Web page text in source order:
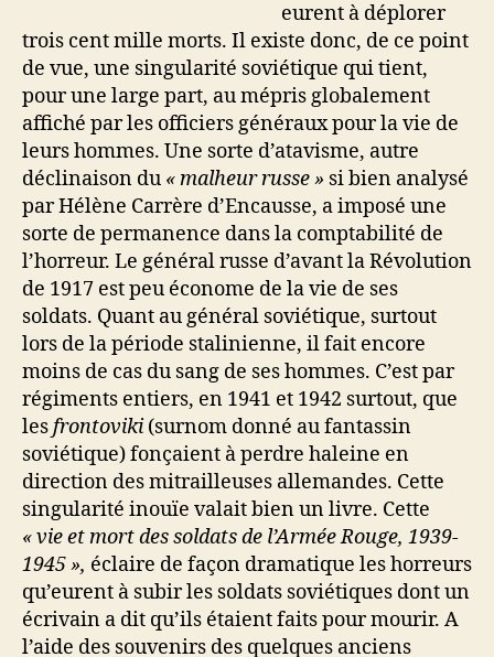
eurent à déplorer
trois cent mille morts. Il existe donc, de ce point
de vue, une singularité soviétique qui tient,
pour une large part, au mépris globalement
affiché par les officiers généraux pour la vie de
leurs hommes. Une sorte d’atavisme, autre
déclinaison du « malheur russe » si bien analysé
par Hélène Carrère d’Encausse, a imposé une
sorte de permanence dans la comptabilité de
l’horreur. Le général russe d’avant la Révolution
de 1917 est peu économe de la vie de ses
soldats. Quant au général soviétique, surtout
lors de la période stalinienne, il fait encore
moins de cas du sang de ses hommes. C’est par
régiments entiers, en 1941 et 1942 surtout, que
lesfrontoviki (surnom donné au fantassin
soviétique) fonçaient à perdre haleine en
direction des mitrailleuses allemandes. Cette
singularité inouïe valait bien un livre. Cette
« vie et mort des soldats de l’Armée Rouge, 1939-
1945 », éclaire de façon dramatique les horreurs
qu’eurent à subir les soldats soviétiques dont un
écrivain a dit qu’ils étaient faits pour mourir. A
l’aide des souvenirs des quelques anciens